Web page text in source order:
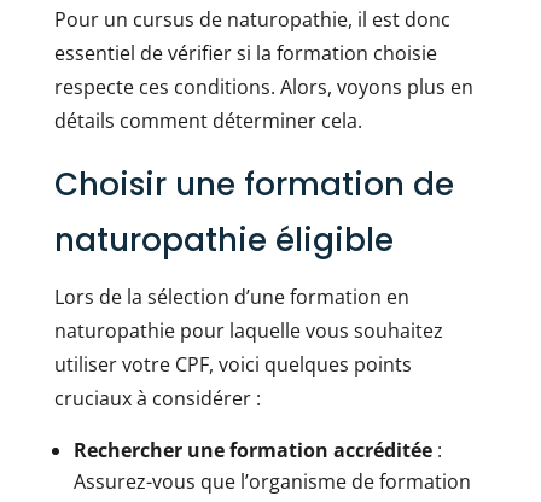
Pour un cursus de naturopathie, il est donc
essentiel de vérifier si la formation choisie
respecte ces conditions. Alors, voyons plus en
détails comment déterminer cela.
Choisir une formation de
naturopathie éligible
Lors de la sélection d’une formation en
naturopathie pour laquelle vous souhaitez
utiliser votre CPF, voici quelques points
cruciaux à considérer :
Rechercher une formation accréditée:
Assurez-vous que l’organisme de formation